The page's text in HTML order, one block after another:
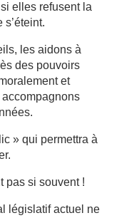
elles refusent la
s’éteint.
les aidons à
des pouvoirs
et
» qui permettra à
pas si souvent !
législatif actuel ne